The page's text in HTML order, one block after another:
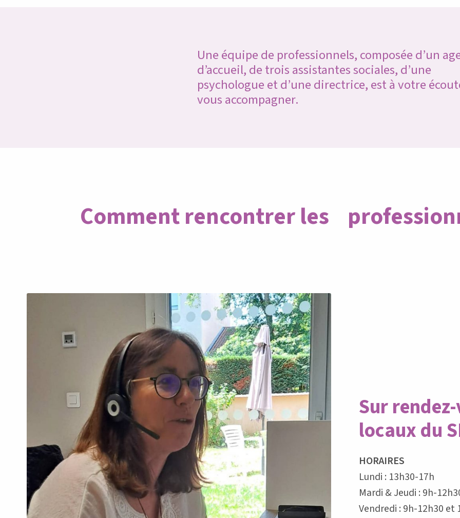
Une équipe de professionnels, composée d’un
d’accueil, de trois assistantes sociales, d’une
psychologue et d’une directrice, est à votre
vous accompagner.
Comment rencontrer les
Sur
locaux du
HORAIRES
Lundi : 13h30-17h
Mardi & Jeudi : 9h-
Vendredi : 9h-12h30 et